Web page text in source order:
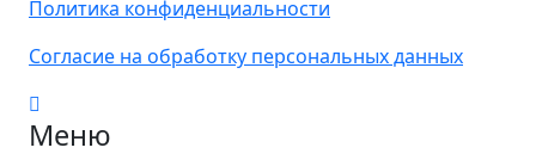
Политика конфиденциальности
Согласие на обработку персональных данных
Меню